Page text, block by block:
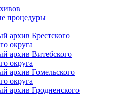
процедуры
архив Брестского
округа
архив Витебского
округа
архив Гомельского
округа
архив Гродненского